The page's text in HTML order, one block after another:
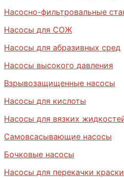
Насосно-фильтровальные
Насосы для СОЖ
Насосы для абразивных сред
Насосы высокого давления
Взрывозащищенные насосы
Насосы для кислоты
Насосы для вязких
Самовсасывающие насосы
Бочковые насосы
Насосы для перекачки